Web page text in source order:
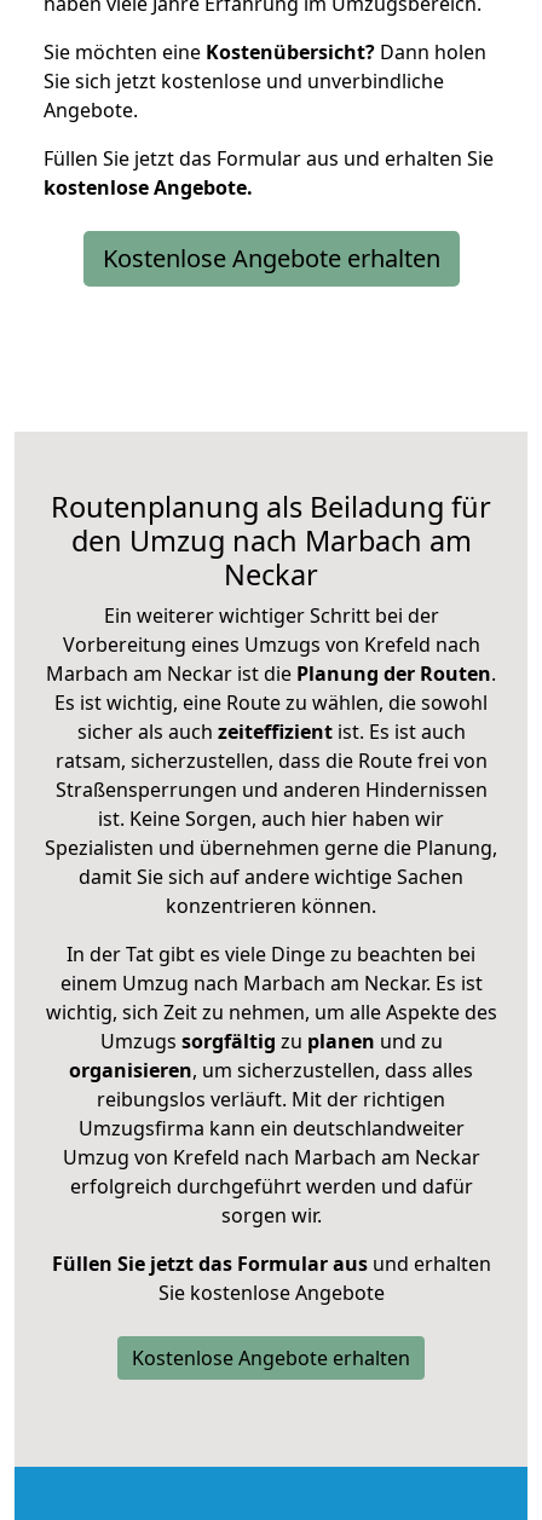
Sie möchten eine Kostenübersicht? Dann holen
Sie sich jetzt kostenlose und unverbindliche
Angebote.
Füllen Sie jetzt das Formular aus und erhalten Sie
kostenloseAngebote.
Kostenlose Angebote erhalten
Routenplanung als Beiladung für
den Umzug nach Marbach am
Neckar
Ein weiterer wichtiger Schritt bei der
Vorbereitung eines Umzugs von Krefeld nach
Marbach am Neckar ist die Planung der Routen.
Es ist wichtig, eine Route zu wählen, die sowohl
sicher als auch zeiteffizientist. Es ist auch
ratsam, sicherzustellen, dass die Route frei von
Straßensperrungen und anderen Hindernissen
ist. Keine Sorgen, auch hier haben wir
Spezialisten und übernehmen gerne die Planung,
damit Sie sich auf andere wichtige Sachen
konzentrieren können.
In der Tat gibt es viele Dinge zu beachten bei
einem Umzug nach Marbach am Neckar. Es ist
wichtig, sich Zeit zu nehmen, um alle Aspekte des
Umzugs sorgfältig zu planen und zu
organisieren, um sicherzustellen, dass alles
reibungslos verläuft. Mit der richtigen
Umzugsfirma kann ein deutschlandweiter
Umzug von Krefeld nach Marbach am Neckar
erfolgreich durchgeführt werden und dafür
sorgen wir.
Füllen Sie jetzt das Formular ausund erhalten
Sie kostenlose Angebote
Kostenlose Angebote erhalten